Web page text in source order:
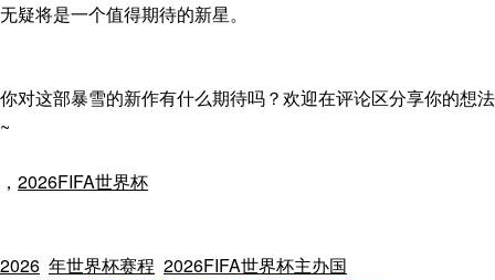
无疑将是一个值得期待的新星。
你对这部暴雪的新作有什么期待吗？欢迎在评论区分享你的想法
~
， 2026FIFA世界杯
2026 年世界杯赛程 2026FIFA世界杯主办国